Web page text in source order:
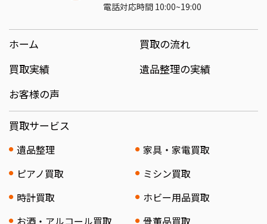
電話対応時間 10:00~19:00
ホーム
買取の流れ
買取実績
遺品整理の実績
お客様の声
買取サービス
遺品整理
家具・家電買取
ピアノ買取
ミシン買取
時計買取
ホビー用品買取
お酒・アルコール買取
骨董品買取